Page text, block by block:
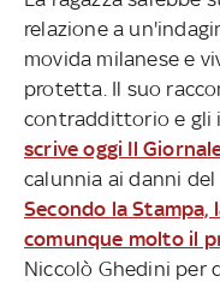
relazione a
movida milanese e
protetta. Il suo
contraddittorio e gli
scrive oggi Il
calunnia ai danni del
Secondo la Stampa,
comunque molto il
Niccolò Ghedini per